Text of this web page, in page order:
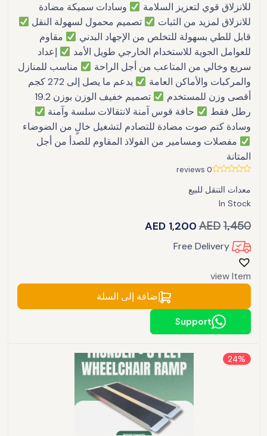
للانزلاق قوي لتعزيز السلامة
وسادات سميكة مضادة
للانزلاق لمزيد من الثبات
تصميم محمول لسهولة النقل
قابل للطي بسهولة للتخلص من الإجهاد البدني
مقاوم
للعوامل الجوية للاستخدام الخارجي طويل الأمد
إعداد
سريع وخالي من المتاعب من أجل الراحة
مناسب للمنازل
والمركبات والأماكن العامة
يدعم ما يصل إلى 272 كجم
أقصى وزن للمستخدم
تصميم خفيف الوزن بوزن 19.2
رطل فقط
حافة قوس آمنة لانتقالات سلسة وآمنة
وسادة كتم صوت مضادة للتصادم لتشغيل خالٍ من الضوضاء
مفصلات ومسامير من الفولاذ المقاوم للصدأ من أجل
المتانة
0 reviews
معدات التنقل للبيع
In Stock
AED 1,450
AED 1,200
Free Delivery
view Item
إضافة إلى السلة
Support
24%